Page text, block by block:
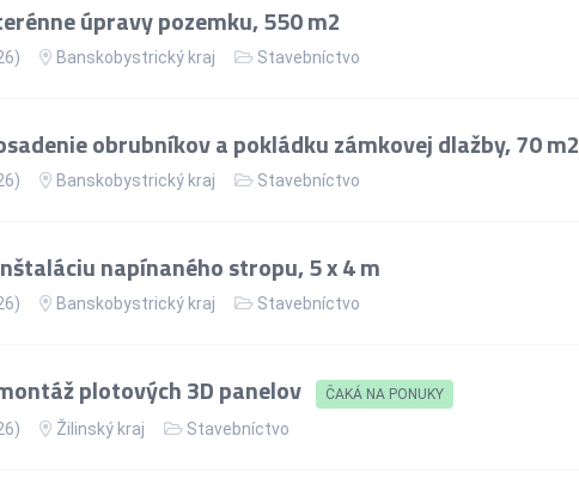
úpravy pozemku, 550 m2
Banskobystrický kraj Stavebníctvo
obrubníkov a pokládku zámkovej dlažby, 70 m2
Banskobystrický kraj Stavebníctvo
napínaného stropu, 5 x 4 m
Banskobystrický kraj Stavebníctvo
plotových 3D panelov ČAKÁ NA PONUKY
Žilinský kraj Stavebníctvo